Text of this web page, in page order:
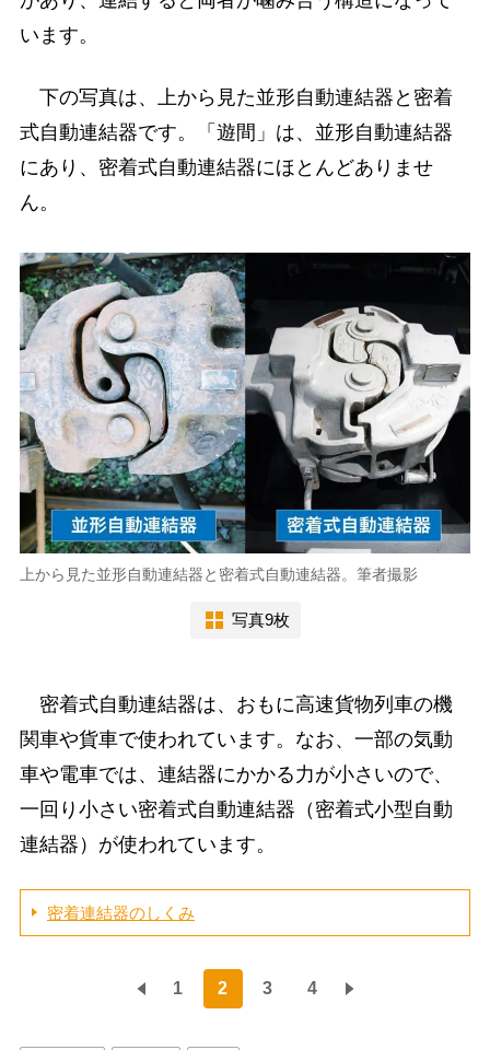
います。
下の写真は、上から見た並形自動連結器と密着
式自動連結器です。「遊間」は、並形自動連結器
にあり、密着式自動連結器にほとんどありませ
ん。
上から見た並形自動連結器と密着式自動連結器。筆者撮影
写真9枚
密着式自動連結器は、おもに高速貨物列車の機
関車や貨車で使われています。なお、一部の気動
車や電車では、連結器にかかる力が小さいので、
一回り小さい密着式自動連結器（密着式小型自動
連結器）が使われています。
密着連結器のしくみ
1 2 3 4